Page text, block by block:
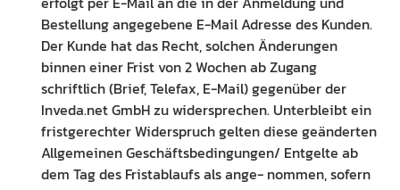
Bestellung angegebene E-Mail Adresse des Kunden.
Der Kunde hat das Recht, solchen Änderungen
binnen einer Frist von 2 Wochen ab Zugang
schriftlich (Brief, Telefax, E-Mail) gegenüber der
Inveda.net GmbH zu widersprechen. Unterbleibt ein
fristgerechter Widerspruch gelten diese geänderten
Allgemeinen Geschäftsbedingungen/ Entgelte ab
dem Tag des Fristablaufs als ange- nommen, sofern